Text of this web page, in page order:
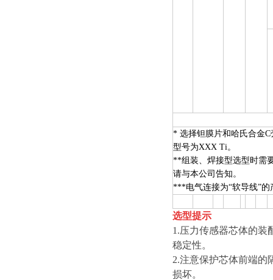
* 选择钽膜片和哈氏合金C
型号为XXX Ti。
**组装、焊接型选型时需
请与本公司告知。
***电气连接为“软导线”的
选型提示
1.压力传感器芯体的装
稳定性。
2.注意保护芯体前端的
损坏。